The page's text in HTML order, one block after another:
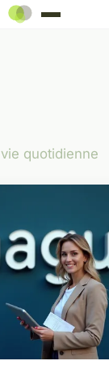
quotidienne